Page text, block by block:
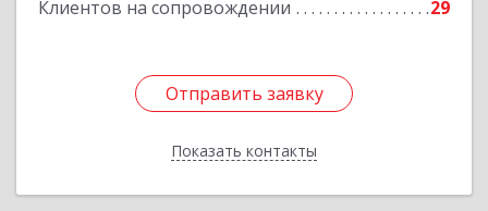
Клиентов на сопровождении 29
Отправить заявку
Показать контакты
Отправить заявку
Назад